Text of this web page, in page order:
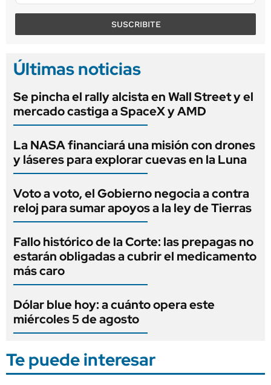
SUSCRIBITE
Últimas noticias
Se pincha el rally alcista en Wall Street y el
mercado castiga a SpaceX y AMD
La NASA financiará una misión con drones
y láseres para explorar cuevas en la Luna
Voto a voto, el Gobierno negocia a contra
reloj para sumar apoyos a la ley de Tierras
Fallo histórico de la Corte: las prepagas no
estarán obligadas a cubrir el medicamento
más caro
Dólar blue hoy: a cuánto opera este
miércoles 5 de agosto
Te puede interesar